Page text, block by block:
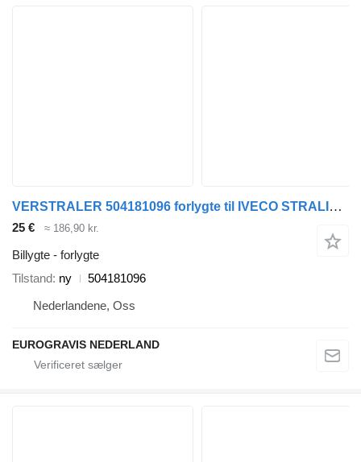
VERSTRALER 504181096 forlygte til IVECO STRALIS trækker
25 € ≈ 186,90 kr.
Billygte - forlygte
Tilstand ny
504181096
Nederlandene, Oss
EUROGRAVIS NEDERLAND